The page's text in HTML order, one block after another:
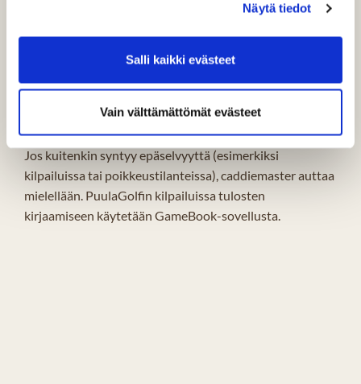
Näytä tiedot
Salli kaikki evästeet
Vain välttämättömät evästeet
Pelitasoitus käytännössä
pelitasoituksen laskentaan mobiilisovelluksia, kuten
eBirdie tai GameBook. Sovellukset laskevat
pelitasoituksen automaattisesti slope-arvojen
Jos kuitenkin syntyy epäselvyyttä (esimerkiksi
kilpailuissa tai poikkeustilanteissa), caddiemaster auttaa
mielellään. PuulaGolfin kilpailuissa tulosten
kirjaamiseen käytetään GameBook-sovellusta.